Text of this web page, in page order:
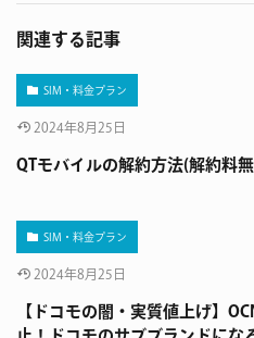
関連する記事
SIM・料金プラン
2024年8月25日
QTモバイルの解約方法(解約料
SIM・料金プラン
2024年8月25日
【ドコモの闇・実質値上げ】